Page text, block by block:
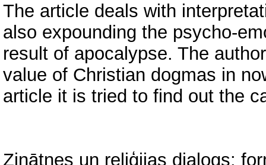
The article deals with
also expounding the psycho-
result of apocalypse. The
value of Christian dogmas in
article it is tried to find out the
Zinātnes un reliģijas dialogs: